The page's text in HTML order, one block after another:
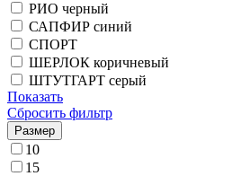
РИО черный
САПФИР синий
СПОРТ
ШЕРЛОК коричневый
ШТУТГАРТ серый
Показать
Сбросить фильтр
Размер
10
15